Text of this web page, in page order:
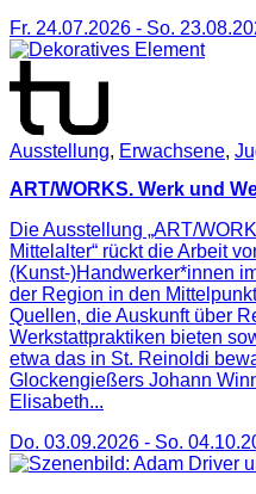
Fr. 24.07.2026 - So.
Ausstellung, Erwachsene,
ART/WORKS. Werk und
Die Ausstellung „ART/
Mittelalter“ rückt die Arbeit
(Kunst-)Handwerker*innen
der Region in den
Quellen, die Auskunft über
Werkstattpraktiken bieten
etwa das in St. Reinoldi
Glockengießers Johann
Elisabeth...
Do. 03.09.2026 - So.